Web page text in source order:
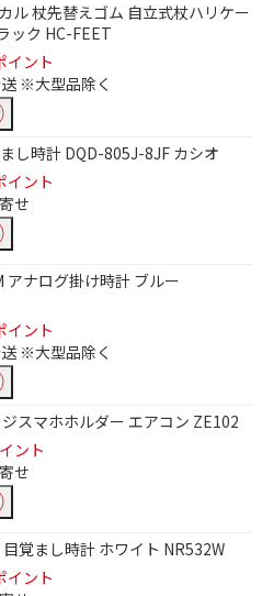
ル 杖先替えゴム 自立式杖ハリケー
ック HC-FEET
イント
※大型品除く
し時計 DQD-805J-8JF カシオ
イント
せ
アナログ掛け時計 ブルー
イント
※大型品除く
スマホホルダー エアコン ZE102
ント
せ
覚まし時計 ホワイト NR532W
イント